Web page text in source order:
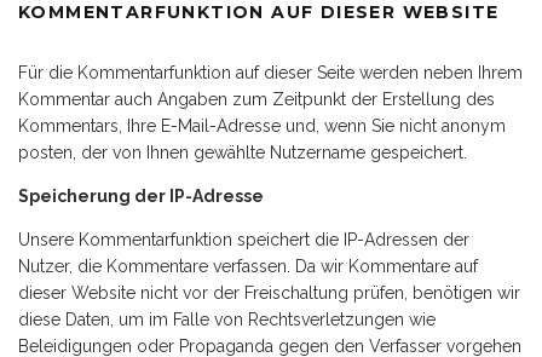
KOMMENTARFUNKTION AUF DIESER WEBSITE
Für die Kommentarfunktion auf dieser Seite werden neben Ihrem
Kommentar auch Angaben zum Zeitpunkt der Erstellung des
Kommentars, Ihre E-Mail-Adresse und, wenn Sie nicht anonym
posten, der von Ihnen gewählte Nutzername gespeichert.
Speicherung der IP-Adresse
Unsere Kommentarfunktion speichert die IP-Adressen der
Nutzer, die Kommentare verfassen. Da wir Kommentare auf
dieser Website nicht vor der Freischaltung prüfen, benötigen wir
diese Daten, um im Falle von Rechtsverletzungen wie
Beleidigungen oder Propaganda gegen den Verfasser vorgehen